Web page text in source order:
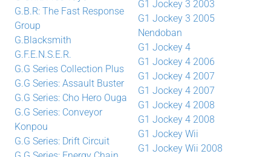
G.B.R: The Fast Response
Group
G.Blacksmith
G.F.E.N.S.E.R.
G.G Series Collection Plus
G.G Series: Assault Buster
G.G Series: Cho Hero Ouga
G.G Series: Conveyor
Konpou
G.G Series: Drift Circuit
G1 Jockey 3 2003
G1 Jockey 3 2005
Nendoban
G1 Jockey 4
G1 Jockey 4 2006
G1 Jockey 4 2007
G1 Jockey 4 2007
G1 Jockey 4 2008
G1 Jockey 4 2008
G1 Jockey Wii
G1 Jockey Wii 2008